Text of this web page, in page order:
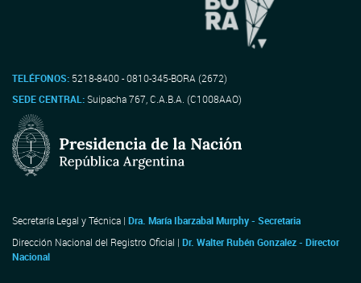
TELÉFONOS: 5218-8400 - 0810-345-BORA (2672)
SEDE CENTRAL:Suipacha 767, C.A.B.A. (C1008AAO)
Secretaría Legal y Técnica | Dra. María Ibarzabal Murphy - Secretaria
Dirección Nacional del Registro Oficial | Dr. Walter Rubén Gonzalez - Director
Nacional